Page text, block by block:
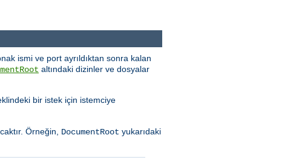
ismi ve port ayrıldıktan sonra kalan
altındaki dizinler ve dosyalar
bir istek için istemciye
Örneğin, DocumentRoot yukarıdaki